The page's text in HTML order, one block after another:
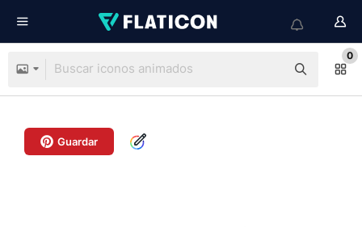
0
Guardar